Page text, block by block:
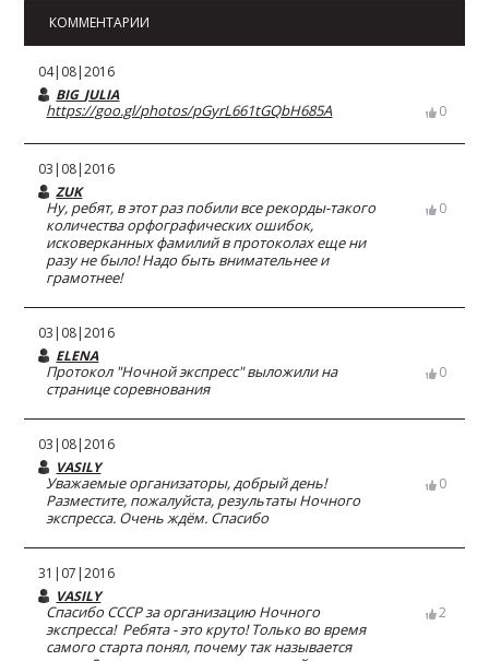
КОММЕНТАРИИ
04|08|2016
BIG_JULIA
https://goo.gl/photos/pGyrL661tGQbH685A 0
03|08|2016
ZUK
Ну, ребят, в этот раз побили все рекорды-такого
количества орфографических ошибок,
исковерканных фамилий в протоколах еще ни
разу не было! Надо быть внимательнее и
грамотнее!
0
03|08|2016
ELENA
Протокол "Ночной экспресс" выложили на
странице соревнования
0
03|08|2016
VASILY
Уважаемые организаторы, добрый день!
Разместите, пожалуйста, результаты Ночного
экспресса. Очень ждём. Спасибо
0
31|07|2016
VASILY
Спасибо СССР за организацию Ночного
экспресса! Ребята - это круто! Только во время
самого старта понял, почему так называется
2